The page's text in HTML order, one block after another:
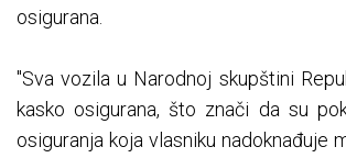
osigurana.
"Sva vozila u Narodnoj skupštini
kasko osigurana, što znači da su
osiguranja koja vlasniku nadoknađuje